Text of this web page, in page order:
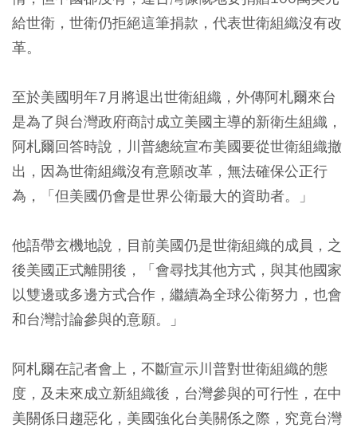
給世衛，世衛仍拒絕這筆捐款，代表世衛組織沒有改
革。
至於美國明年7月將退出世衛組織，外傳阿札爾來台
是為了與台灣政府商討成立美國主導的新衛生組織，
阿札爾回答時說，川普總統宣布美國要從世衛組織撤
出，因為世衛組織沒有意願改革，無法確保公正行
為，「但美國仍會是世界公衛最大的資助者。」
他語帶玄機地說，目前美國仍是世衛組織的成員，之
後美國正式離開後，「會尋找其他方式，與其他國家
以雙邊或多邊方式合作，繼續為全球公衛努力，也會
和台灣討論參與的意願。」
阿札爾在記者會上，不斷宣示川普對世衛組織的態
度，及未來成立新組織後，台灣參與的可行性，在中
美關係日趨惡化，美國強化台美關係之際，究竟台灣